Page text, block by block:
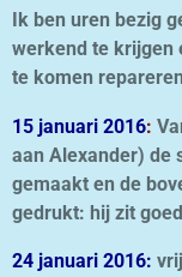
Ik ben uren bezig
werkend te krijgen
te komen
15 januari 2016:
aan Alexander) de
gemaakt en de
gedrukt: hij zit
24 januari 2016: